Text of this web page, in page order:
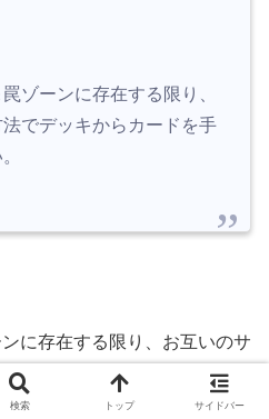
ゾーンに存在する限り、
でデッキからカードを手
に存在する限り、お互いのサ
検索 トップ サイドバー